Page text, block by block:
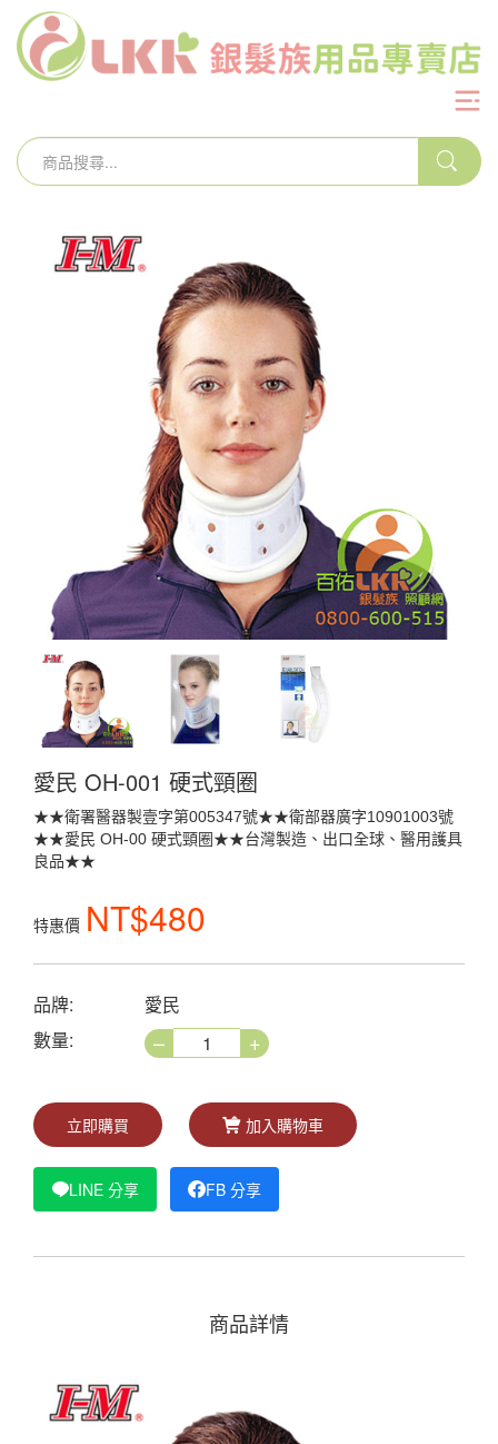
愛民 OH-001 硬式頸圈
★★衛署醫器製壹字第005347號★★衛部器廣字10901003號
★★愛民 OH-00 硬式頸圈★★台灣製造、出口全球、醫用護具
良品★★
特惠價 NT$480
品牌:
愛民
數量:
– +
立即購買 加入購物車
LINE 分享 FB 分享
商品詳情